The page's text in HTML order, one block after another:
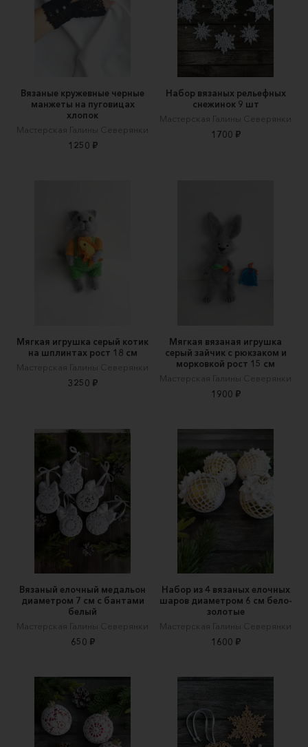
Вязаные кружевные черные
манжеты на пуговицах
хлопок
Мастерская Галины Северянки
1250 ₽
Набор вязаных рельефных
снежинок 9 шт
Мастерская Галины Северянки
1700 ₽
Мягкая игрушка серый котик
на шплинтах рост 18 см
Мастерская Галины Северянки
3250 ₽
Мягкая вязаная игрушка
серый зайчик с рюкзаком и
морковкой рост 15 см
Мастерская Галины Северянки
1900 ₽
Вязаный елочный медальон
диаметром 7 см с бантами
белый
Мастерская Галины Северянки
650 ₽
Набор из 4 вязаных елочных
шаров диаметром 6 см бело-
золотые
Мастерская Галины Северянки
1600 ₽